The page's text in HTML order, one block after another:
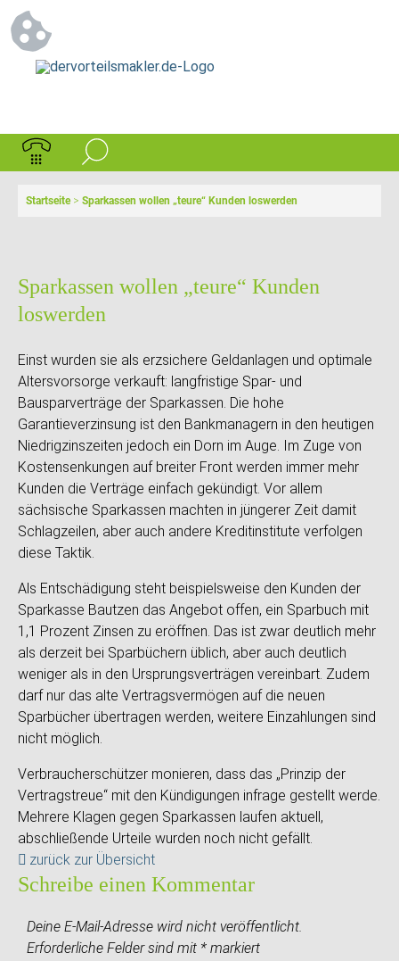
Startseite> Sparkassen wollen „teure“ Kunden loswerden
Sparkassen wollen „teure“ Kunden
loswerden
Einst wurden sie als erzsichere Geldanlagen und optimale
Altersvorsorge verkauft: langfristige Spar- und
Bausparverträge der Sparkassen. Die hohe
Garantieverzinsung ist den Bankmanagern in den heutigen
Niedrigzinszeiten jedoch ein Dorn im Auge. Im Zuge von
Kostensenkungen auf breiter Front werden immer mehr
Kunden die Verträge einfach gekündigt. Vor allem
sächsische Sparkassen machten in jüngerer Zeit damit
Schlagzeilen, aber auch andere Kreditinstitute verfolgen
diese Taktik.
Als Entschädigung steht beispielsweise den Kunden der
Sparkasse Bautzen das Angebot offen, ein Sparbuch mit
1,1 Prozent Zinsen zu eröffnen. Das ist zwar deutlich mehr
als derzeit bei Sparbüchern üblich, aber auch deutlich
weniger als in den Ursprungsverträgen vereinbart. Zudem
darf nur das alte Vertragsvermögen auf die neuen
Sparbücher übertragen werden, weitere Einzahlungen sind
nicht möglich.
Verbraucherschützer monieren, dass das „Prinzip der
Vertragstreue“ mit den Kündigungen infrage gestellt werde.
Mehrere Klagen gegen Sparkassen laufen aktuell,
abschließende Urteile wurden noch nicht gefällt.
zurück zur Übersicht
Schreibe einen Kommentar
Deine E-Mail-Adresse wird nicht veröffentlicht.
Erforderliche Felder sind mit * markiert